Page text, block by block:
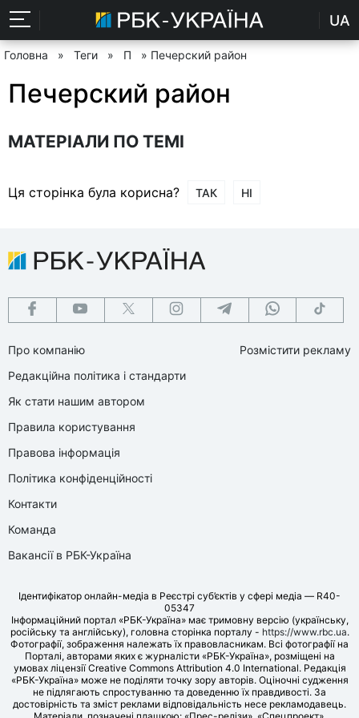
UA
Головна » Теги » П » Печерский район
Печерский район
МАТЕРІАЛИ ПО ТЕМІ
Ця сторінка була корисна? ТАК НІ
Про компанію
Редакційна політика і стандарти
Як стати нашим автором
Правила користування
Правова інформація
Політика конфіденційності
Контакти
Команда
Вакансії в РБК-Україна
Розмістити рекламу
Ідентифікатор онлайн-медіа в Реєстрі суб’єктів у сфері медіа — R40-
05347
Інформаційний портал «РБК-Україна» має тримовну версію (українську,
російську та англійську), головна сторінка порталу - https://www.rbc.ua.
Фотографії, зображення належать їх правовласникам. Всі фотографії на
Порталі, авторами яких є журналісти «РБК-Україна», розміщені на
умовах ліцензії Creative Commons Attribution 4.0 International. Редакція
«РБК-Україна» може не поділяти точку зору авторів. Оціночні судження
не підлягають спростуванню та доведенню їх правдивості. За
достовірність та зміст реклами відповідальність несе рекламодавець.